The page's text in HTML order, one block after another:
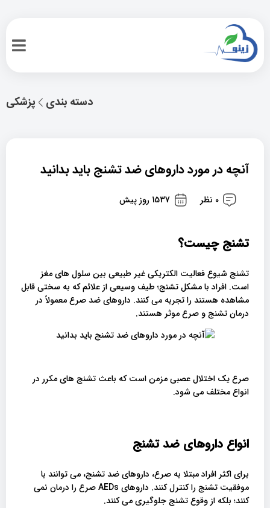
پزشکی دسته بندی
آنچه در مورد داروهای ضد تشنج باید بدانید
0 نظر 1537 روز پیش
تشنج چیست؟
تشنج شیوع فعالیت الکتریکی غیر طبیعی بین سلول های مغز
است. افراد با مشکل تشنج؛ طیف وسیعی از علائم که به سختی قابل
مشاهده هستند را تجربه می کنند. داروهای ضد صرع معمولاً در
درمان تشنج و صرع موثر هستند.
صرع یک اختلال عصبی مزمن است که باعث تشنج های مکرر در
انواع مختلف می شود.
انواع داروهای ضد تشنج
برای اکثر افراد مبتلا به صرع، داروهای ضد تشنج، می توانند با
موفقیت تشنج را کنترل کنند. داروهای AEDs صرع را درمان نمی
کنند؛ بلکه از وقوع تشنج جلوگیری می کنند.